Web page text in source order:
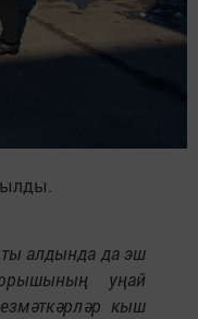
алдында да эш
уңай
кыш